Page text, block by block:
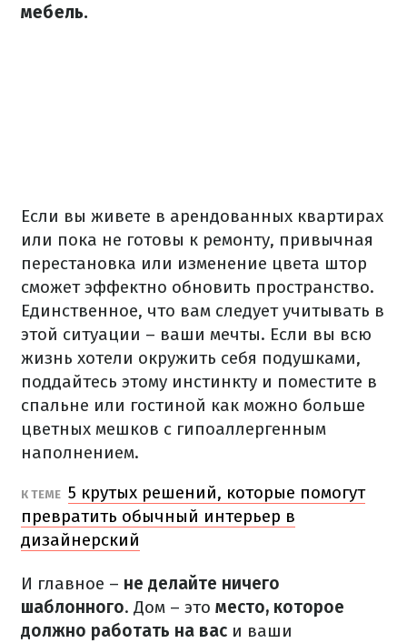
мебель.
Если вы живете в арендованных квартирах
или пока не готовы к ремонту, привычная
перестановка или изменение цвета штор
сможет эффектно обновить пространство.
Единственное, что вам следует учитывать в
этой ситуации – ваши мечты. Если вы всю
жизнь хотели окружить себя подушками,
поддайтесь этому инстинкту и поместите в
спальне или гостиной как можно больше
цветных мешков с гипоаллергенным
наполнением.
К ТЕМЕ 5 крутых решений, которые помогут
превратить обычный интерьер в
дизайнерский
И главное – не делайте ничего
шаблонного. Дом – это место, которое
должно работать на вас и ваши